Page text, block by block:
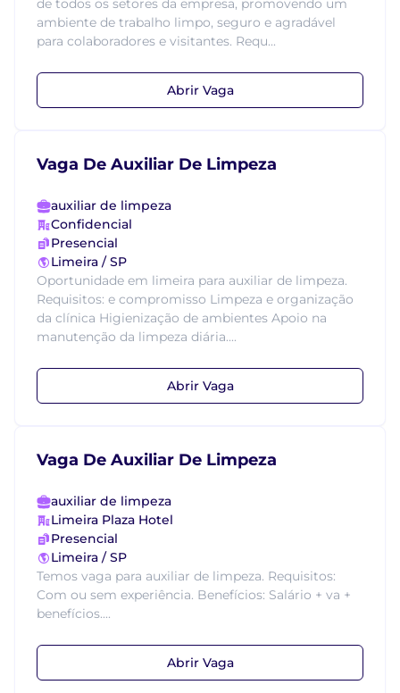
de todos os setores da empresa, promovendo um
ambiente de trabalho limpo, seguro e agradável
para colaboradores e visitantes. Requ...
Abrir Vaga
Vaga De Auxiliar De Limpeza
auxiliar de limpeza
Confidencial
Presencial
Limeira / SP
Oportunidade em limeira para auxiliar de limpeza.
Requisitos: e compromisso Limpeza e organização
da clínica Higienização de ambientes Apoio na
manutenção da limpeza diária....
Abrir Vaga
Vaga De Auxiliar De Limpeza
auxiliar de limpeza
Limeira Plaza Hotel
Presencial
Limeira / SP
Temos vaga para auxiliar de limpeza. Requisitos:
Com ou sem experiência. Benefícios: Salário + va +
benefícios....
Abrir Vaga